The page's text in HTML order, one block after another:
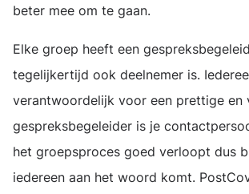
beter mee om te gaan.
Elke groep heeft een
tegelijkertijd ook deelnemer is.
verantwoordelijk voor een prettige en
gespreksbegeleider is je
het groepsproces goed verloopt dus
iedereen aan het woord komt.